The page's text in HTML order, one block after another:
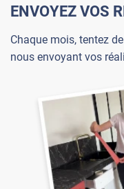
ENVOYEZ VOS
Chaque mois, tentez
nous envoyant vos